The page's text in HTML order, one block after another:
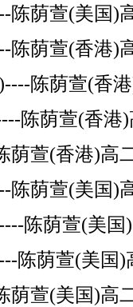
陈荫萱(美国)
陈荫萱(香港)
陈荫萱(香
陈荫萱(香港
荫萱(香港)高
陈荫萱(美国)
陈荫萱(美
陈荫萱(美国
荫萱(美国)高